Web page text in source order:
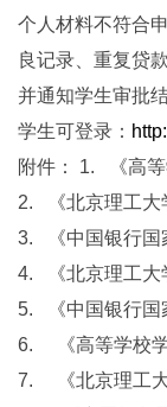
个人材料不符合
良记录、重复贷
并通知学生审批结
学生可登录：
附件： 1. 《高等
2. 《北京理工大
3. 《中国银行国
4. 《北京理工大
5. 《中国银行国
6. 《高等学校学
7. 《北京理工大